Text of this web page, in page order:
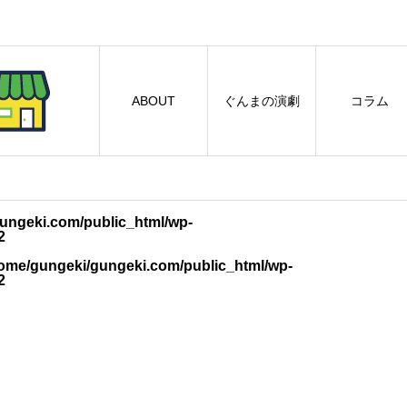
ABOUT ぐんまの演劇 コラム
public_html/wp-
gungeki/gungeki.com/public_html/wp-